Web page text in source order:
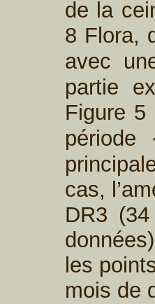
de la
8 Flora,
avec
partie
Figure 5
cas,
DR3
les
mois de